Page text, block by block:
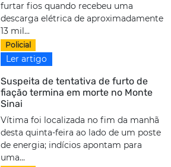
furtar fios quando recebeu uma
descarga elétrica de aproximadamente
13 mil...
Policial
Ler artigo
Suspeita de tentativa de furto de
fiação termina em morte no Monte
Sinai
Vítima foi localizada no fim da manhã
desta quinta-feira ao lado de um poste
de energia; indícios apontam para
uma...